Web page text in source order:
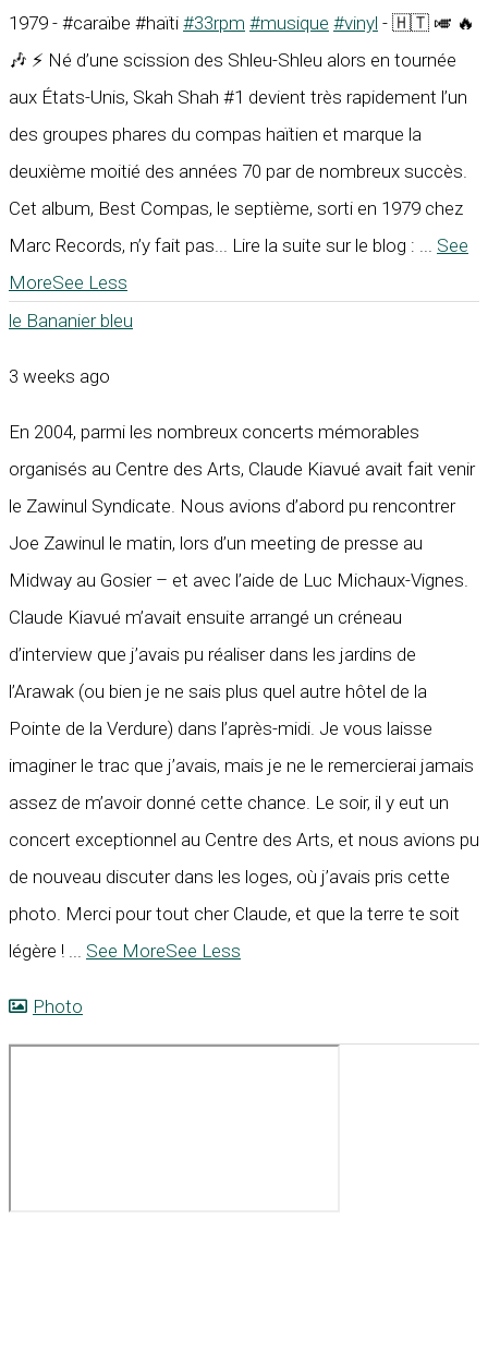
1979 - #caraïbe #haïti #33rpm #musique #vinyl - 🇭🇹 🎺 🔥
🎶 ⚡ Né d’une scission des Shleu-Shleu alors en tournée
aux États-Unis, Skah Shah #1 devient très rapidement l’un
des groupes phares du compas haïtien et marque la
deuxième moitié des années 70 par de nombreux succès.
Cet album, Best Compas, le septième, sorti en 1979 chez
Marc Records, n’y fait pas... Lire la suite sur le blog : ... See
MoreSee Less
le Bananier bleu
3 weeks ago
En 2004, parmi les nombreux concerts mémorables
organisés au Centre des Arts, Claude Kiavué avait fait venir
le Zawinul Syndicate. Nous avions d’abord pu rencontrer
Joe Zawinul le matin, lors d’un meeting de presse au
Midway au Gosier – et avec l’aide de Luc Michaux-Vignes.
Claude Kiavué m’avait ensuite arrangé un créneau
d’interview que j’avais pu réaliser dans les jardins de
l’Arawak (ou bien je ne sais plus quel autre hôtel de la
Pointe de la Verdure) dans l’après-midi. Je vous laisse
imaginer le trac que j’avais, mais je ne le remercierai jamais
assez de m’avoir donné cette chance. Le soir, il y eut un
concert exceptionnel au Centre des Arts, et nous avions pu
de nouveau discuter dans les loges, où j’avais pris cette
photo. Merci pour tout cher Claude, et que la terre te soit
légère ! ... See MoreSee Less
Photo